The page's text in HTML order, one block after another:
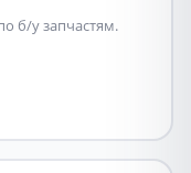
б/у запчастям.